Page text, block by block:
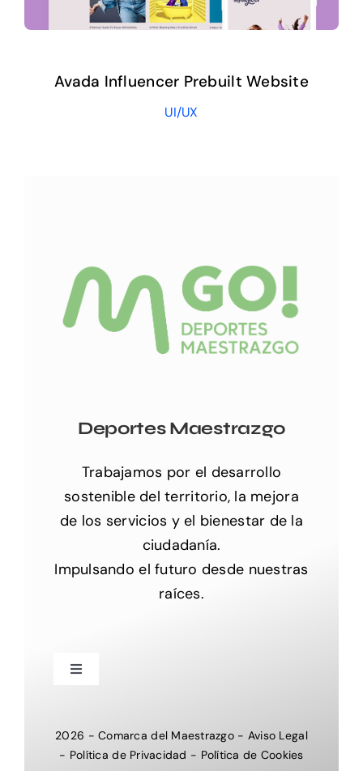
Avada Influencer Prebuilt Website
UI/UX
Deportes Maestrazgo
Trabajamos por el desarrollo
sostenible del territorio, la mejora
de los servicios y el bienestar de la
ciudadanía.
Impulsando el futuro desde nuestras
raíces.
Toggle
Nosotros
2026 -Comarca del Maestrazgo - Aviso Legal
- Política de Privacidad - Política de Cookies